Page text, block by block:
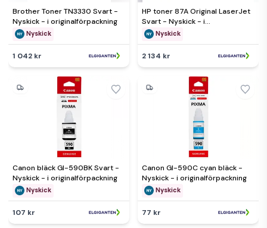
Brother Toner TN3330 Svart -
Nyskick - i originalförpackning
Nyskick
1 042 kr
HP toner 87A Original LaserJet
Svart - Nyskick - i
originalförpackning
Nyskick
2 134 kr
Canon bläck GI-590BK Svart -
Nyskick - i originalförpackning
Nyskick
107 kr
Canon GI-590C cyan bläck -
Nyskick - i originalförpackning
Nyskick
77 kr